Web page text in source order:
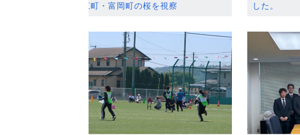
浪江町・富岡町の桜を視察
した。